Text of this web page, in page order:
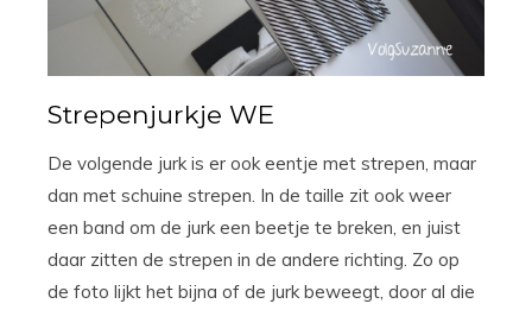
Strepenjurkje WE
De volgende jurk is er ook eentje met strepen, maar
dan met schuine strepen. In de taille zit ook weer
een band om de jurk een beetje te breken, en juist
daar zitten de strepen in de andere richting. Zo op
de foto lijkt het bijna of de jurk beweegt, door al die